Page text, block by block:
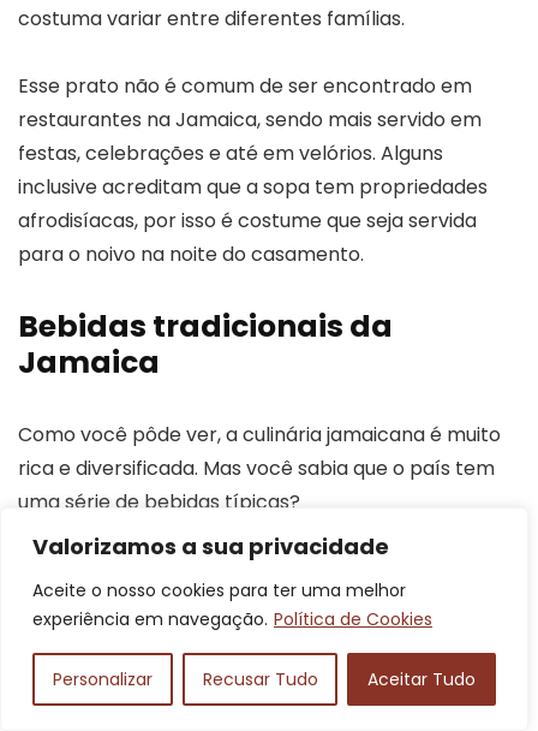
Valorizamos a sua privacidade
Aceite o nosso cookies para ter uma melhor
experiência em navegação. Política de Cookies
Personalizar Recusar Tudo Aceitar Tudo
costuma variar entre diferentes famílias.
Esse prato não é comum de ser encontrado em
restaurantes na Jamaica, sendo mais servido em
festas, celebrações e até em velórios. Alguns
inclusive acreditam que a sopa tem propriedades
afrodisíacas, por isso é costume que seja servida
para o noivo na noite do casamento.
Bebidas tradicionais da
Jamaica
Como você pôde ver, a culinária jamaicana é muito
rica e diversificada. Mas você sabia que o país tem
uma série de bebidas típicas?
Veja a seguir algumas dessas bebidas consumidas na
Jamaica.
Ponche de rum jamaicano